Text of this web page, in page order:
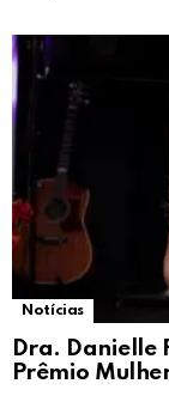
Notícias
Dra. Danielle
Prêmio